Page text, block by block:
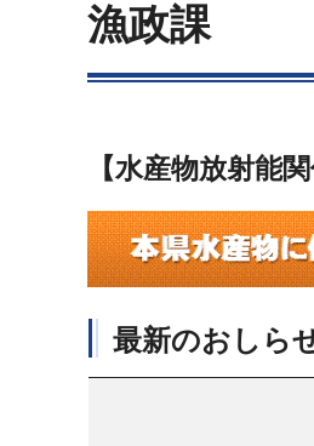
漁政課
【水産物放射能
最新のおしら